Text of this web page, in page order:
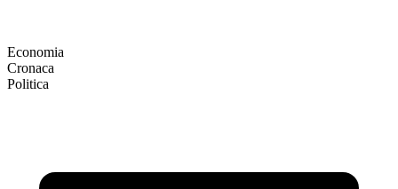
Economia
Cronaca
Politica